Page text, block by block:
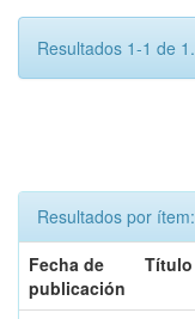
Resultados 1-1 de 1.
Resultados por ítem:
Fecha de
publicación
Título